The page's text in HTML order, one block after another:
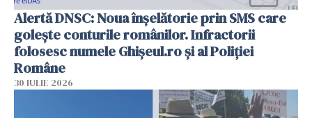
Alertă DNSC: Noua înșelătorie prin SMS care
golește conturile românilor. Infractorii
folosesc numele Ghișeul.ro și al Poliției
Române
30 IULIE 2026